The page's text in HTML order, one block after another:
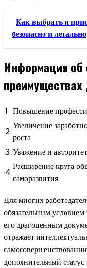
Как выбрать и
безопасно и легально
Информация
1 Повышение
2
Увеличение
роста
3 Уважение и
4
Расширение круга
саморазвития
Для многих
обязательным условием
его драгоценным
отражает
дополнительный